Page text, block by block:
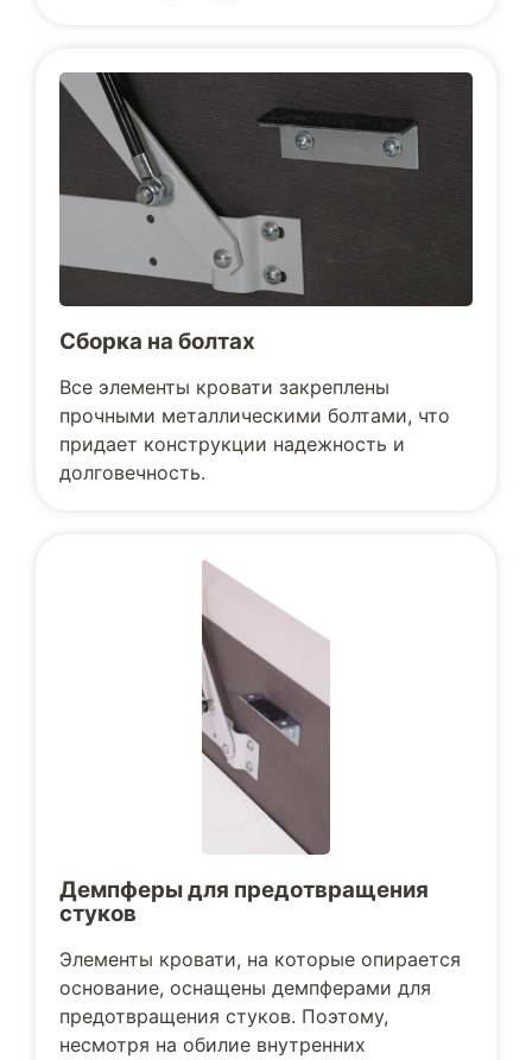
Сборка на болтах
Все элементы кровати закреплены
прочными металлическими болтами, что
придает конструкции надежность и
долговечность.
Демпферы для предотвращения
стуков
Элементы кровати, на которые опирается
основание, оснащены демпферами для
предотвращения стуков. Поэтому,
несмотря на обилие внутренних